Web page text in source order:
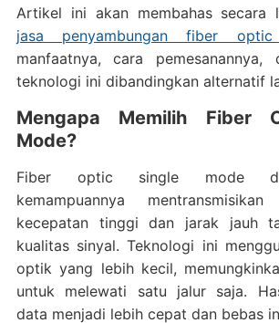
Artikel ini akan membahas secara
jasa penyambungan fiber
manfaatnya, cara pemesanannya,
teknologi ini dibandingkan alternatif
Mengapa Memilih Fiber
Mode?
Fiber optic single mode
kemampuannya
kecepatan tinggi dan jarak jauh
kualitas sinyal. Teknologi ini
optik yang lebih kecil,
untuk melewati satu jalur saja.
data menjadi lebih cepat dan bebas